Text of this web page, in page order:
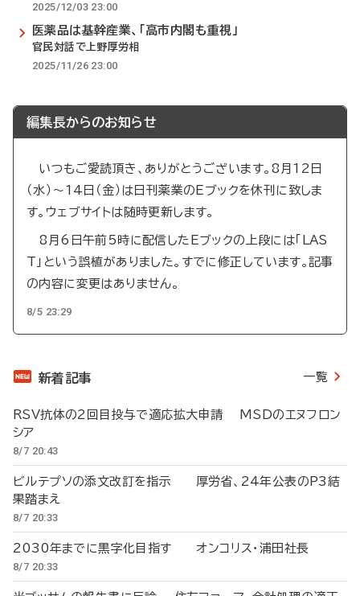
2025/12/03 23:00
医薬品は基幹産業、「高市内閣も重視」
官民対話で上野厚労相
2025/11/26 23:00
編集長からのお知らせ
いつもご愛読頂き、ありがとうございます。8月12日
（水）～14日（金）は日刊薬業のEブックを休刊に致しま
す。ウェブサイトは随時更新します。
8月6日午前5時に配信したEブックの上段には「LAS
T」という誤植がありました。すでに修正しています。記事
の内容に変更はありません。
8/5 23:29
新着記事 一覧
RSV抗体の2回目投与で適応拡大申請 MSDのエヌフロン
シア
8/7 20:43
ビルテプソの添文改訂を指示 厚労省、24年公表のP3結
果踏まえ
8/7 20:33
2030年までに黒字化目指す オンコリス・浦田社長
8/7 20:33